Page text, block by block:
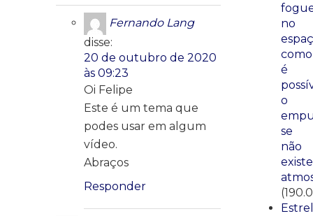
Fernando Lang
disse:
20 de outubro de 2020
às 09:23
Oi Felipe
Este é um tema que
podes usar em algum
vídeo.
Abraços
Responder
no
como
é
o
se
não
existe